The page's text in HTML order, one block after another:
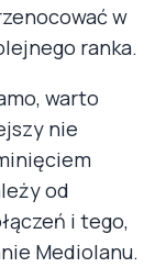
w
ranka.
warto
nie
od
i tego,
Mediolanu.